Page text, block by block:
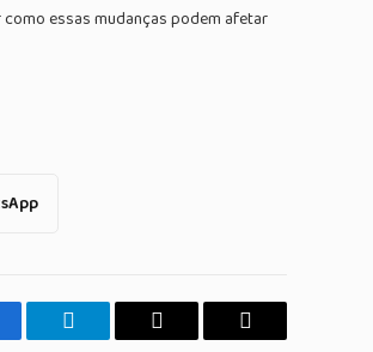
essas mudanças podem afetar
TelegramaCopiar
E-